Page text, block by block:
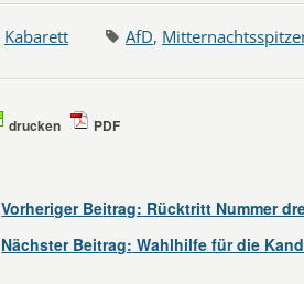
Kabarett AfD,
drucken PDF
Vorheriger Beitrag: Rücktritt Nummer
Nächster Beitrag: Wahlhilfe für die